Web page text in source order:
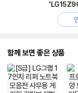
함께 보면 좋은 상품